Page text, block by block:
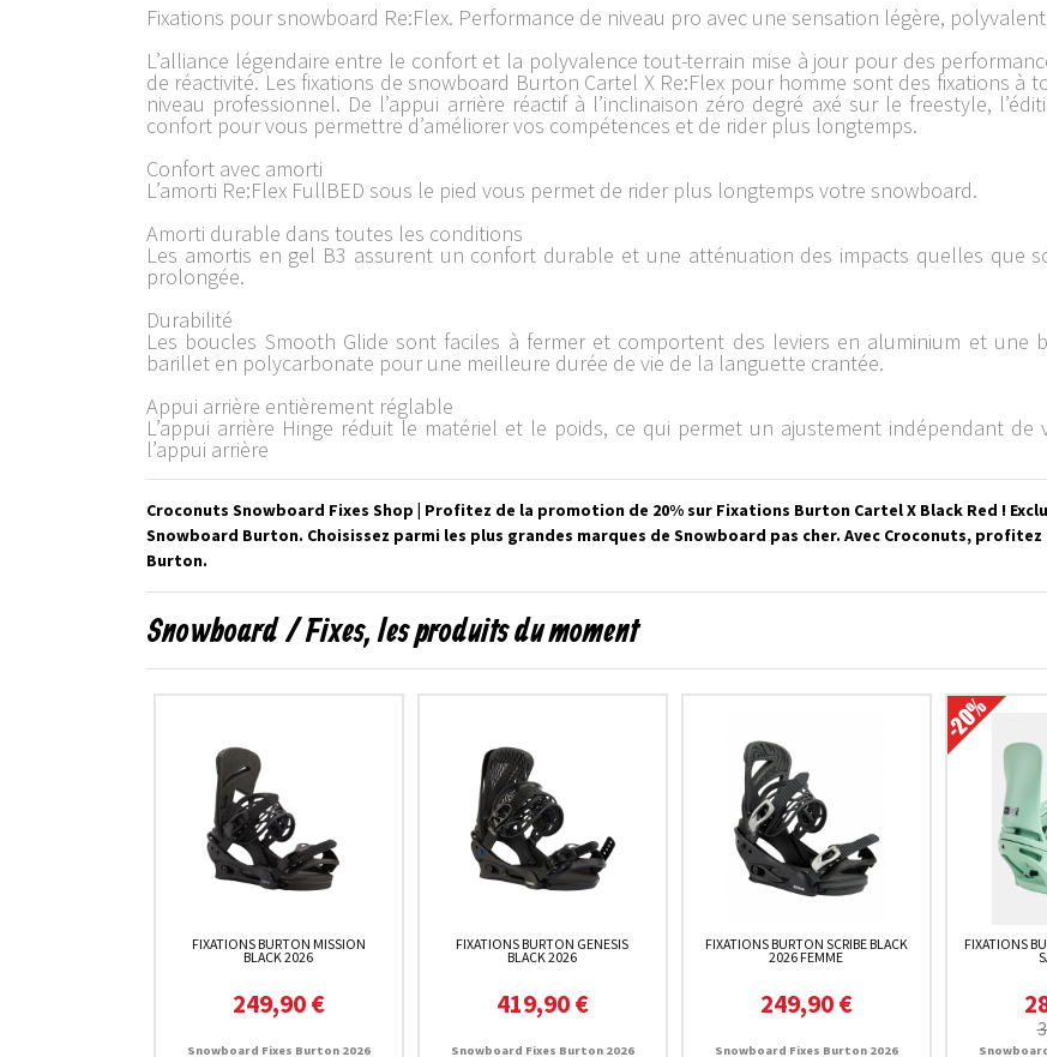
Fixations pour snowboard Re:Flex. Performance de niveau pro avec une sensation légère,
L’alliance légendaire entre le confort et la polyvalence tout-terrain mise à jour pour des
de réactivité. Les fixations de snowboard Burton Cartel X Re:Flex pour homme sont des fixations
niveau professionnel. De l’appui arrière réactif à l’inclinaison zéro degré axé sur le freestyle,
confort pour vous permettre d’améliorer vos compétences et de rider plus longtemps.
Confort avec amorti
L’amorti Re:Flex FullBED sous le pied vous permet de rider plus longtemps votre snowboard.
Amorti durable dans toutes les conditions
Les amortis en gel B3 assurent un confort durable et une atténuation des impacts quelles que
prolongée.
Durabilité
Les boucles Smooth Glide sont faciles à fermer et comportent des leviers en aluminium et une
barillet en polycarbonate pour une meilleure durée de vie de la languette crantée.
Appui arrière entièrement réglable
L’appui arrière Hinge réduit le matériel et le poids, ce qui permet un ajustement indépendant
l’appui arrière
Croconuts Snowboard Fixes Shop | Profitez de la promotion de 20% sur Fixations Burton Cartel X Black Red !
Snowboard Burton. Choisissez parmi les plus grandes marques de Snowboard pas cher. Avec Croconuts,
Burton.
Snowboard / Fixes, les produits du moment
FIXATIONS BURTON MISSION
BLACK 2026
249,90 €
Snowboard Fixes Burton 2026
FIXATIONS BURTON GENESIS
BLACK 2026
419,90 €
Snowboard Fixes Burton 2026
FIXATIONS BURTON SCRIBE BLACK
2026 FEMME
249,90 €
Snowboard Fixes Burton 2026
FIXATIONS